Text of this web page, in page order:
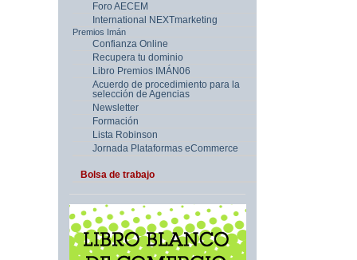
Foro AECEM
International NEXTmarketing
Premios Imán
Confianza Online
Recupera tu dominio
Libro Premios IMÁN06
Acuerdo de procedimiento para la
selección de Agencias
Newsletter
Formación
Lista Robinson
Jornada Plataformas eCommerce
Bolsa de trabajo